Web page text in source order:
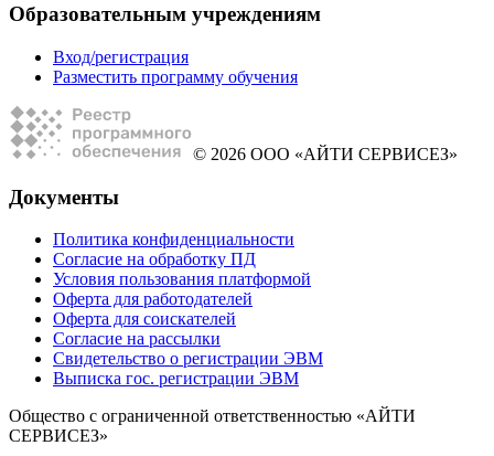
Образовательным учреждениям
Вход/регистрация
Разместить программу обучения
© 2026 ООО «АЙТИ СЕРВИСЕЗ»
Документы
Политика конфиденциальности
Согласие на обработку ПД
Условия пользования платформой
Оферта для работодателей
Оферта для соискателей
Согласие на рассылки
Свидетельство о регистрации ЭВМ
Выписка гос. регистрации ЭВМ
Общество с ограниченной ответственностью «АЙТИ
СЕРВИСЕЗ»